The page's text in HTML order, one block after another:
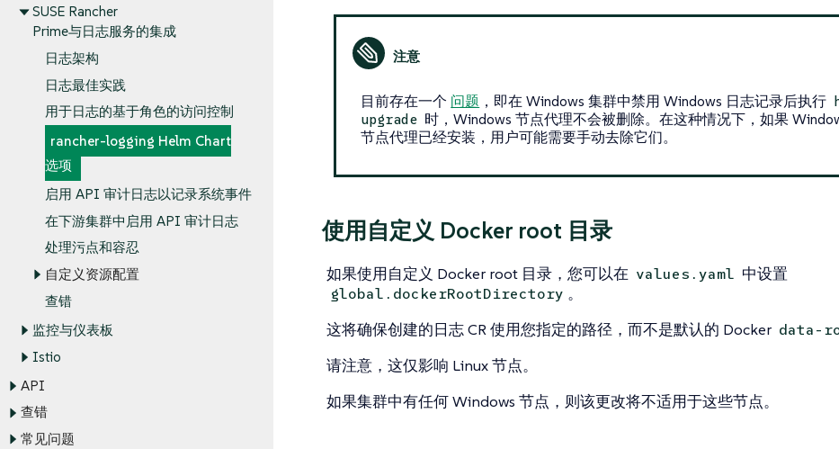
SUSE Rancher
Prime与日志服务的集成
日志架构
日志最佳实践
用于日志的基于角色的访问控制
rancher-logging Helm Chart
选项
启用 API 审计日志以记录系统事件
在下游集群中启用 API 审计日志
处理污点和容忍
自定义资源配置
查错
监控与仪表板
Istio
API
查错
常见问题
目前存在一个 问题 ，即在 Windows 集群中禁用 Windows 日志记录后执行
upgrade 时，Windows 节点代理不会被删除。在这种情况下，如果
节点代理已经安装，用户可能需要手动去除它们。
使用自定义 Docker root 目录
如果使用自定义 Docker root 目录，您可以在 values.yaml 中设置
global.dockerRootDirectory 。
这将确保创建的日志 CR 使用您指定的路径，而不是默认的 Docker data-
请注意，这仅影响 Linux 节点。
如果集群中有任何 Windows 节点，则该更改将不适用于这些节点。